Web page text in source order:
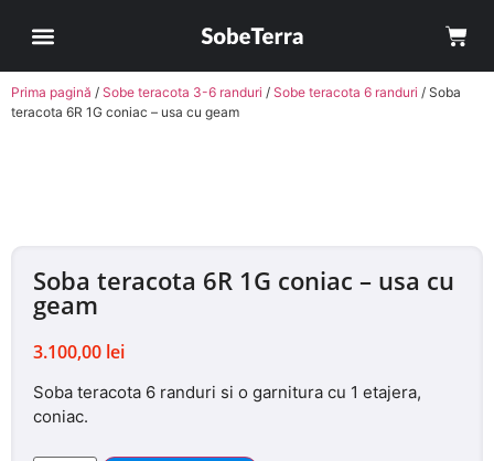
Prima pagină / Sobe teracota 3-6 randuri / Sobe teracota 6 randuri / Soba
teracota 6R 1G coniac – usa cu geam
Soba teracota 6R 1G coniac – usa cu
geam
3.100,00 lei
Soba teracota 6 randuri si o garnitura cu 1 etajera,
coniac.